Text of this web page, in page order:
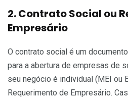
2. Contrato Social ou
Empresário
O contrato social é um
para a abertura de empresas de
seu negócio é individual (MEI ou
Requerimento de Empresário.